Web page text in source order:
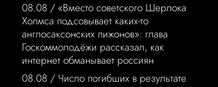
08.08 / «Вместо советского Шерлока
Холмса подсовывает каких-то
англосаксонских пижонов»: глава
Госкоммолодёжи рассказал, как
интернет обманывает россиян
08.08 / Число погибших в результате